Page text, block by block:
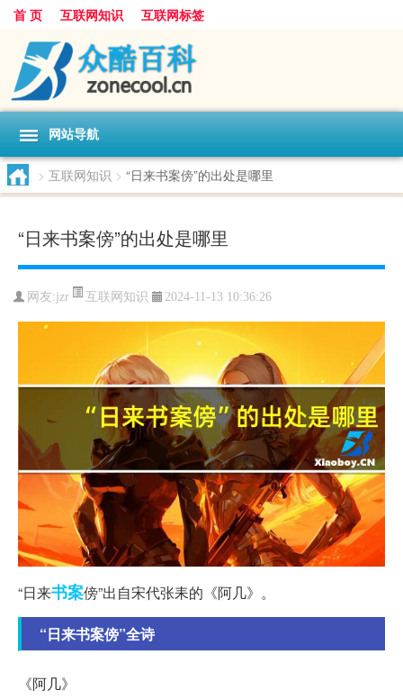
首 页 互联网知识 互联网标签
网站导航
> 互联网知识 > “日来书案傍”的出处是哪里
“日来书案傍”的出处是哪里
网友:jzr 互联网知识 2024-11-13 10:36:26
“日来书案傍”出自宋代张耒的《阿几》。
“日来书案傍”全诗
《阿几》